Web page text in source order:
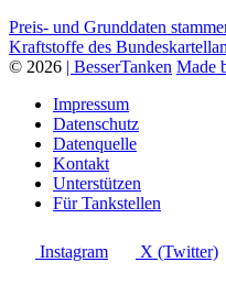
Preis- und Grunddaten
Kraftstoffe des
© 2026 | BesserTanken Made
Impressum
Datenschutz
Datenquelle
Kontakt
Unterstützen
Für Tankstellen
Instagram X (Twitter)